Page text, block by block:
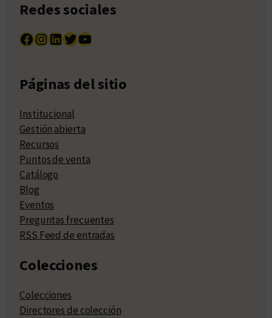
Redes sociales
Facebook InstagramLinkedIn Twitter YouTube
Páginas del sitio
Institucional
Gestión abierta
Recursos
Puntos de venta
Catálogo
Blog
Eventos
Preguntas frecuentes
RSS Feed de entradas
Colecciones
Colecciones
Directores de colección